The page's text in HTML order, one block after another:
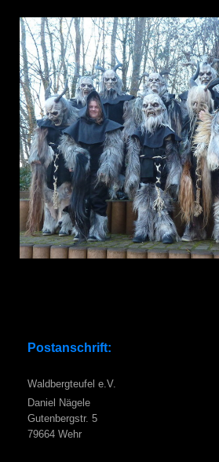
Postanschrift:
Waldbergteufel e.V.
Daniel Nägele
Gutenbergstr. 5
79664 Wehr